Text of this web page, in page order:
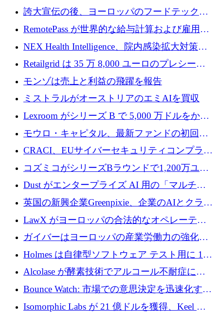
産業化するために 2 億 8,000 万ユーロのベル
リン GigaLab を発表
誇大宣伝の後、ヨーロッパのフードテックセ
クターはファンダメンタルズを中心に再構築
RemotePass が世界的な給与計算および雇用プ
ラットフォームを拡大するために 1,740 万ド
NEX Health Intelligence、院内感染拡大対策に
100万ユーロを確保
Retailgrid は 35 万 8,000 ユーロのプレシード
ラウンドで小売業のスプレッドシートをター
ゲットにしています
モンゾは売上と利益の飛躍を報告
ミストラルがオーストリアのエミAIを買収
Lexroom がシリーズ B で 5,000 万ドルをかけ
てヨーロッパ大陸法用の法律 AI を構築
モウロ・キャピタル、最新ファンドの初回ク
ローズで4億ドルを確保
CRACI、EUサイバーセキュリティコンプライ
アンスプラットフォームのために140万ユーロ
コズミコがシリーズBラウンドで1,200万ユー
ロを調達
Dust がエンタープライズ AI 用の「マルチプ
レイヤー」オペレーティング システムを構築
するシリーズ B で 4,000 万ドルを調達
英国の新興企業Greenpixie、企業のAIとクラウ
ドのエネルギー無駄を削減するために470万ポ
ンドを調達
LawX がヨーロッパの合法的なオペレーティ
ング システムを構築するために 750 万ユーロ
を調達
ガイバーはヨーロッパの産業労働力の強化に
貢献するために 140 万ユーロを獲得
Holmes は自律型ソフトウェア テスト用に 110
万ユーロのプレシードを提供して開始
Alcolase が酵素技術でアルコール不耐症に取
り組むために 150 万ユーロを調達
Bounce Watch: 市場での意思決定を迅速化する
ためのインテリジェンス層を構築する
Isomorphic Labs が 21 億ドルを獲得、Keel の